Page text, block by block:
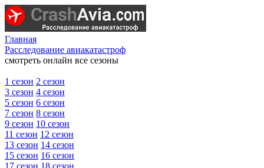
Главная
Расследование авиакатастроф
смотреть онлайн все сезоны
1 сезон 2 сезон
3 сезон 4 сезон
5 сезон 6 сезон
7 сезон 8 сезон
9 сезон 10 сезон
11 сезон 12 сезон
13 сезон 14 сезон
15 сезон 16 сезон
17 сезон 18 сезон